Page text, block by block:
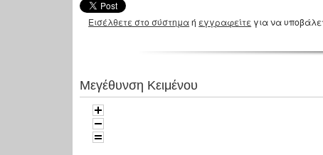
Εισέλθετε στο σύστημαή εγγραφείτε για να
Μεγέθυνση Κειμένου